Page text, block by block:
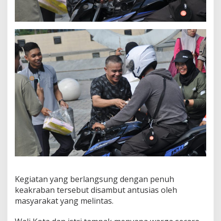
Kegiatan yang berlangsung dengan penuh
keakraban tersebut disambut antusias oleh
masyarakat yang melintas.